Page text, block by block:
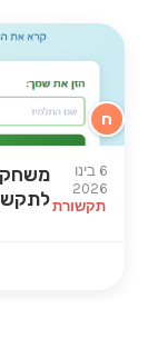
ח
6 בינו
2026
תקשורת
משחק